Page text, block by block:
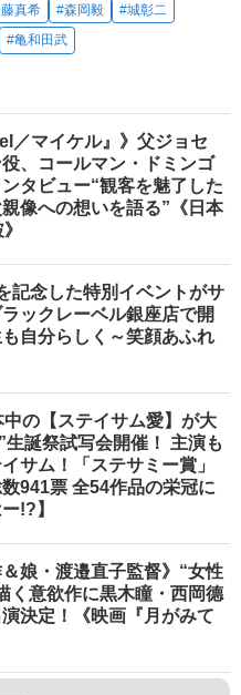
真希 #森岡毅
#城彰二
#亀和田武
／マイケル』》父ジョセ
、コールマン・ドミンゴ
タビュー“観客を魅了した
像への想いを語る”《日本
記念した特別イベントがサ
ックレーベル銀座店で開
自分らしく～笑顔あふれ
中の【ステイサム愛】が大
生誕祭試写会開催！ 主演も
サム！「ステサミー賞」
941票 全54作品の栄冠に
!?】
＆娘・渡邉直子監督》“女性
く意欲作に黒木瞳・西岡德
決定！《映画『月がみて